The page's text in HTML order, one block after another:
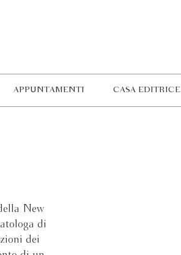
APPUNTAMENTI CASA EDITRICE
New
di
dei